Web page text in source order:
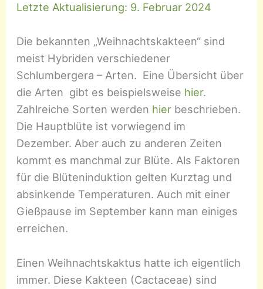
Letzte Aktualisierung: 9. Februar 2024
Die bekannten „Weihnachtskakteen“ sind
meist Hybriden verschiedener
Schlumbergera – Arten. Eine Übersicht über
die Arten gibt es beispielsweise hier.
Zahlreiche Sorten werden hier beschrieben.
Die Hauptblüte ist vorwiegend im
Dezember. Aber auch zu anderen Zeiten
kommt es manchmal zur Blüte. Als Faktoren
für die Blüteninduktion gelten Kurztag und
absinkende Temperaturen. Auch mit einer
Gießpause im September kann man einiges
erreichen.
Einen Weihnachtskaktus hatte ich eigentlich
immer. Diese Kakteen (Cactaceae) sind